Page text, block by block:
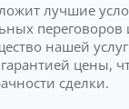
лучшие
нашей
цены,
сделки.